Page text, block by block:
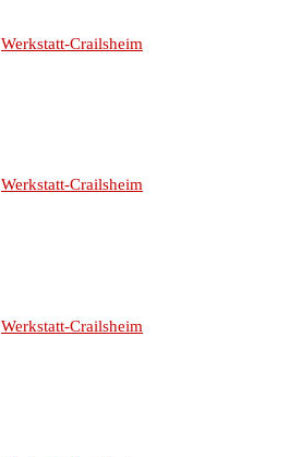
Werkstatt-Crailsheim
Werkstatt-Crailsheim
Werkstatt-Crailsheim